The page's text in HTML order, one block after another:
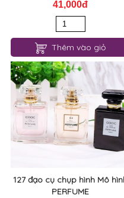
41,000đ
Thêm vào giỏ
127 đạo cụ chụp hình Mô
PERFUME